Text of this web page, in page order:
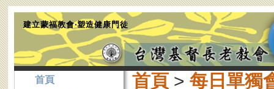
建立蒙福教會‧塑造健康門徒
首頁> 每日單獨
首頁